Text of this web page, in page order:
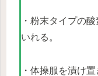
・粉末タイプの
いれる。
・体操服を漬け置